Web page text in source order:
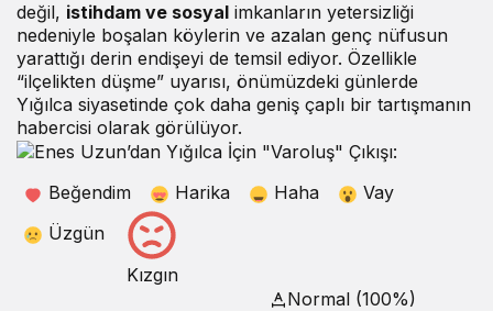
değil, istihdam ve sosyal imkanların yetersizliği
nedeniyle boşalan köylerin ve azalan genç nüfusun
yarattığı derin endişeyi de temsil ediyor. Özellikle
“ilçelikten düşme” uyarısı, önümüzdeki günlerde
Yığılca siyasetinde çok daha geniş çaplı bir tartışmanın
habercisi olarak görülüyor.
Beğendim Harika Haha
Vay
Üzgün
Kızgın
Normal (100%)